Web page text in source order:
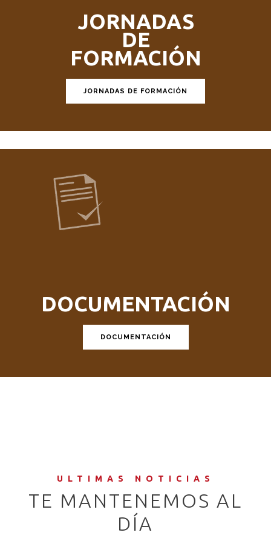
JORNADAS
DE
FORMACIÓN
JORNADAS DE FORMACIÓN
DOCUMENTACIÓN
DOCUMENTACIÓN
ULTIMAS NOTICIAS
TE MANTENEMOS AL
DÍA